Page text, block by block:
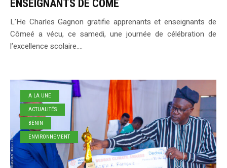
ENSEIGNANTS DE COMÉ
L’He Charles Gagnon gratifie apprenants et enseignants de
Cômeé a vécu, ce samedi, une journée de célébration de
l’excellence scolaire....
A LA UNE
ACTUALITÉS
BÉNIN
ENVIRONNEMENT